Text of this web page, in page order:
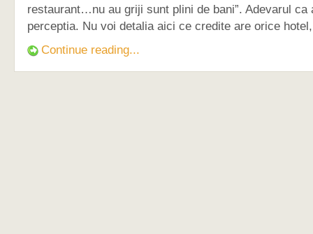
restaurant…nu au griji sunt plini de bani”. Adevarul ca
perceptia. Nu voi detalia aici ce credite are orice
Continue reading...